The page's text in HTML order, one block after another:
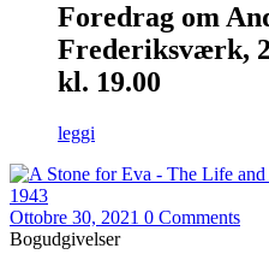
Foredrag om
Frederiksværk,
kl. 19.00
leggi
Ottobre 30, 2021 0 Comments
Bogudgivelser